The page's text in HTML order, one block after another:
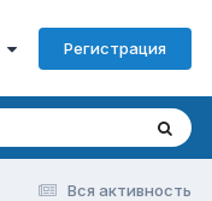
Регистрация
Вся активность